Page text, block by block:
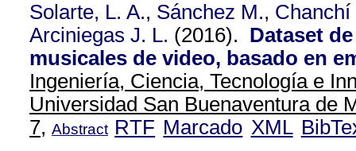
Solarte, L. A., Sánchez M., Chanchí
Arciniegas J. L. (2016). Dataset
musicales de video, basado en
Ingeniería, Ciencia, Tecnología e
Universidad San Buenaventura de
7, Abstract RTF Marcado XML